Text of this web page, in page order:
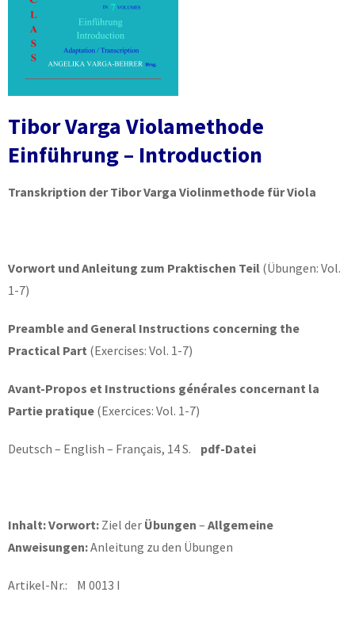
Tibor Varga Violamethode
Einführung – Introduction
Transkription der Tibor Varga Violinmethode für Viola
Vorwort und Anleitung zum Praktischen Teil (Übungen: Vol.
1-7)
Preamble and General Instructions concerning the
Practical Part (Exercises: Vol. 1-7)
Avant-Propos et Instructions générales concernant la
Partie pratique (Exercices: Vol. 1-7)
Deutsch – English – Français, 14 S. pdf-Datei
Inhalt: Vorwort: Ziel der Übungen – Allgemeine
Anweisungen:Anleitung zu den Übungen
Artikel-Nr.: M 0013 I